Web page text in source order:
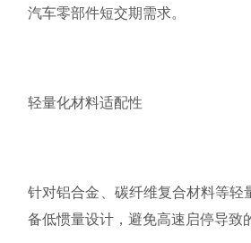
汽车零部件短交期需求。
轻量化材料适配性
针对铝合金、碳纤维复合材料等轻
备低惯量设计，避免高速启停导致